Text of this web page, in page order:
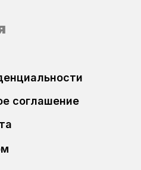
соглашение